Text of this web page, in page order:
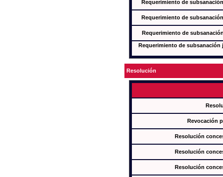
Requerimiento de
Requerimiento de
Requerimiento de
Requerimiento de
Resolución
Revocación
Resolución
Resolución
Resolución